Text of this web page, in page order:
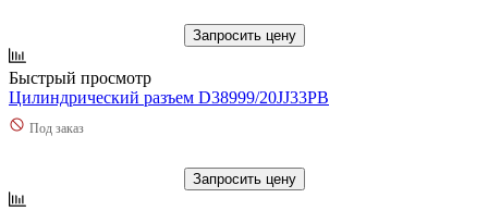
Запросить цену
Быстрый просмотр
Цилиндрический разъем D38999/20JJ33PB
Под заказ
Запросить цену